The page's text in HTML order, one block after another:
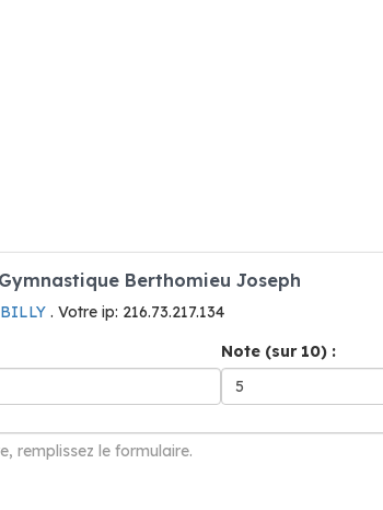
Berthomieu Joseph
. Votre ip: 216.73.217.134
Note (sur 10) :